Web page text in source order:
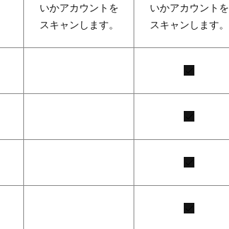
いかアカウントを
スキャンします。
いかアカウントを
スキャンします。